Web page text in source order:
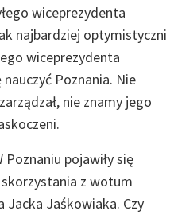
wiceprezydenta
najbardziej optymistyczni
wiceprezydenta
Poznania. Nie
nie znamy jego
Poznaniu pojawiły się
z wotum
Jacka Jaśkowiaka. Czy